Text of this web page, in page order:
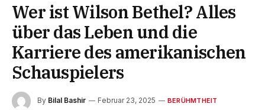
Wer ist Wilson Bethel? Alles
über das Leben und die
Karriere des amerikanischen
Schauspielers
By Bilal Bashir Februar 23, 2025 BERÜHMTHEIT